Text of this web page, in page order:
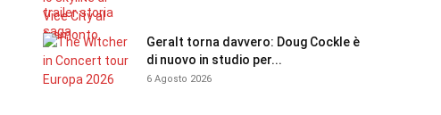
Geralt torna davvero: Doug Cockle è
di nuovo in studio per...
6 Agosto 2026